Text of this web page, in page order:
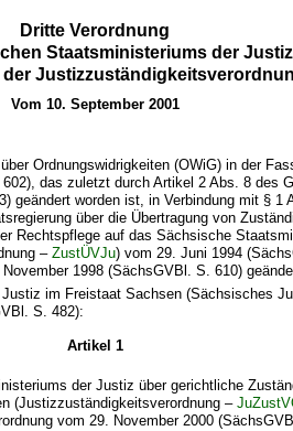
Dritte Verordnung
Staatsministeriums der Justiz
Vom 10. September 2001
Ordnungswidrigkeiten (OWiG) in der
das zuletzt durch Artikel 2 Abs. 8 des
geändert worden ist, in Verbindung mit § 1
über die Übertragung von
Rechtspflege auf das Sächsische
–ZustÜVJu) vom 29. Juni 1994
1998 (SächsGVBl. S. 610)
im Freistaat Sachsen (Sächsisches
S. 482):
Artikel 1
der Justiz über gerichtliche
(Justizzuständigkeitsverordnung –
vom 29. November 2000